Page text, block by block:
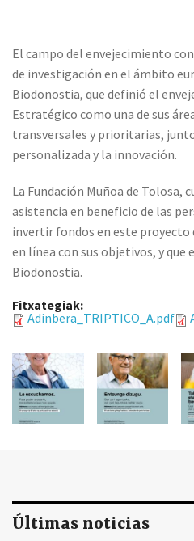
El campo del envejecimiento
de investigación en el ámbito
Biodonostia, que definió el
Estratégico como una de sus
transversales y prioritarias,
personalizada y la innovación.
La Fundación Muñoa de Tolosa,
asistencia en beneficio de las
invertir fondos en este
en línea con sus objetivos, y que
Biodonostia.
Fitxategiak:
Adinbera_TRIPTICO_A.pdf
Últimas noticias